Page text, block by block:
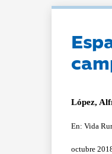
López,
En: Vida
octubre